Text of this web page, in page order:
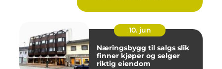
10. jun
Næringsbygg til salgs slik
finner kjøper og selger
riktig eiendom